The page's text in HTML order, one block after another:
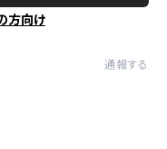
方向け
通報する